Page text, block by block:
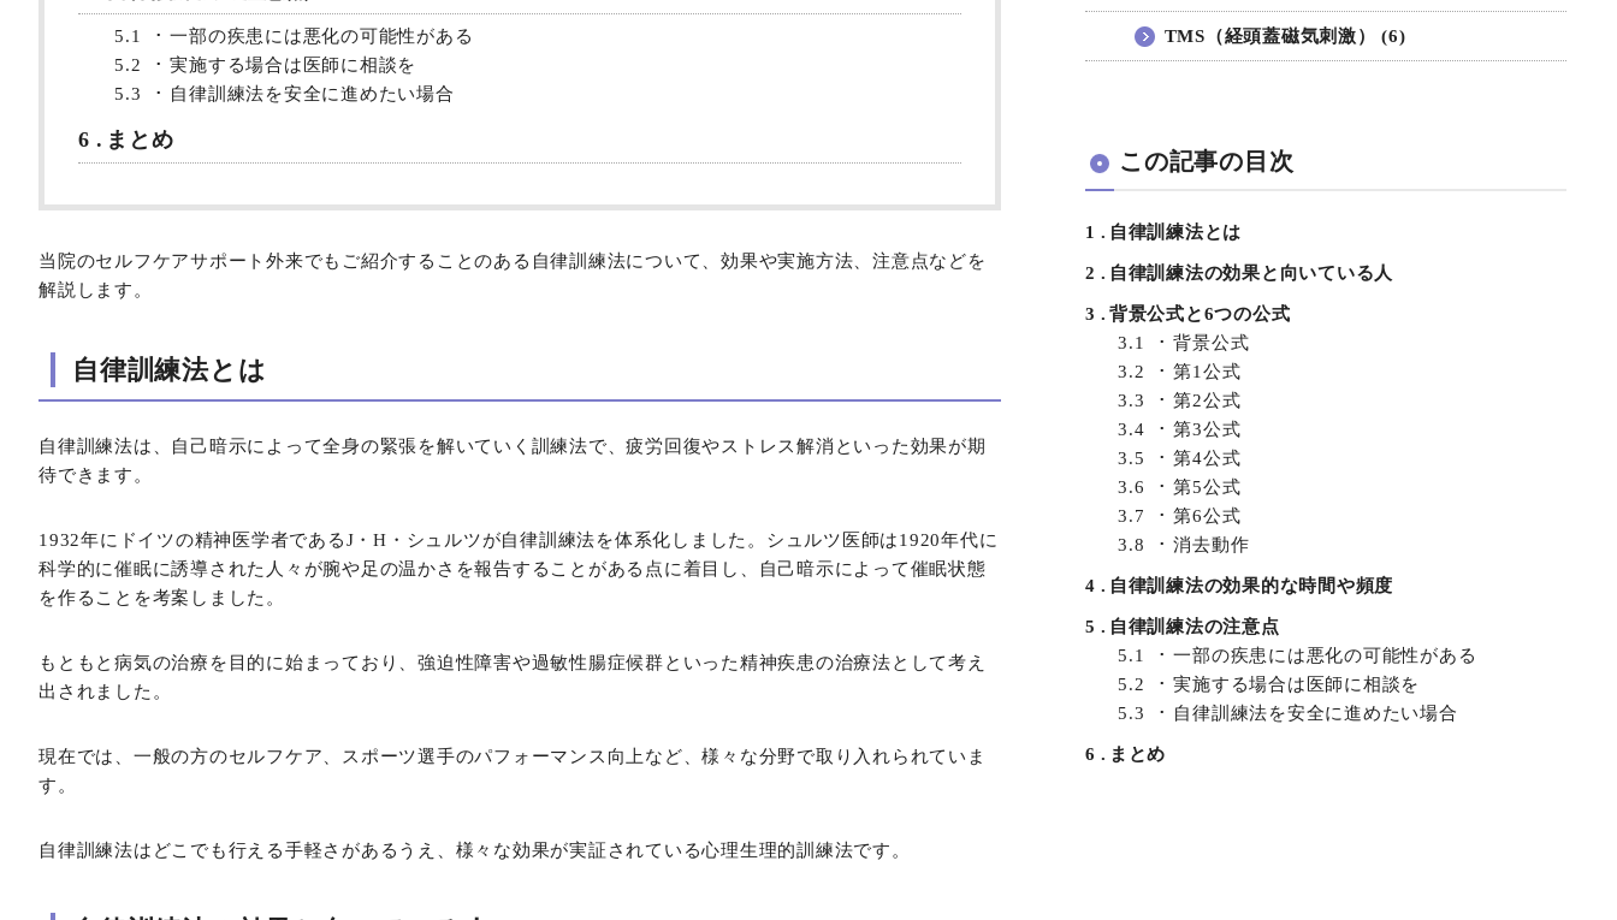
5.1
一部の疾患には悪化の可能性がある
5.2
実施する場合は医師に相談を
5.3
自律訓練法を安全に進めたい場合
6 まとめ
当院のセルフケアサポート外来でもご紹介することのある自律訓練法について、効果や実施方法、注意点などを
解説します。
自律訓練法とは
自律訓練法は、自己暗示によって全身の緊張を解いていく訓練法で、疲労回復やストレス解消といった効果が期
待できます。
1932年にドイツの精神医学者であるJ・H・シュルツが自律訓練法を体系化しました。シュルツ医師は1920年代に
科学的に催眠に誘導された人々が腕や足の温かさを報告することがある点に着目し、自己暗示によって催眠状態
を作ることを考案しました。
もともと病気の治療を目的に始まっており、強迫性障害や過敏性腸症候群といった精神疾患の治療法として考え
出されました。
現在では、一般の方のセルフケア、スポーツ選手のパフォーマンス向上など、様々な分野で取り入れられていま
す。
自律訓練法はどこでも行える手軽さがあるうえ、様々な効果が実証されている心理生理的訓練法です。
TMS（経頭蓋磁気刺激） (6)
この記事の目次
1 自律訓練法とは
2 自律訓練法の効果と向いている人
3 背景公式と6つの公式
3.1
背景公式
3.2
第1公式
3.3
第2公式
3.4
第3公式
3.5
第4公式
3.6
第5公式
3.7
第6公式
3.8
消去動作
4 自律訓練法の効果的な時間や頻度
5 自律訓練法の注意点
5.1
一部の疾患には悪化の可能性がある
5.2
実施する場合は医師に相談を
5.3
自律訓練法を安全に進めたい場合
6 まとめ